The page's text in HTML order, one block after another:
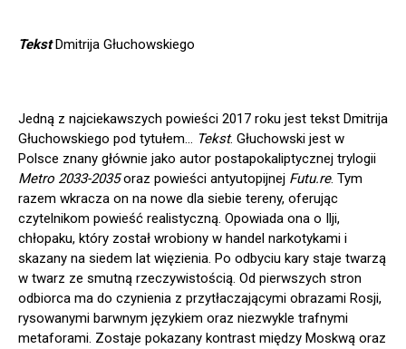
Tekst Dmitrija Głuchowskiego
Jedną z najciekawszych powieści 2017 roku jest tekst Dmitrija
Głuchowskiego pod tytułem… Tekst. Głuchowski jest w
Polsce znany głównie jako autor postapokaliptycznej trylogii
Metro 2033-2035oraz powieści antyutopijnej Futu.re. Tym
razem wkracza on na nowe dla siebie tereny, oferując
czytelnikom powieść realistyczną. Opowiada ona o Ilji,
chłopaku, który został wrobiony w handel narkotykami i
skazany na siedem lat więzienia. Po odbyciu kary staje twarzą
w twarz ze smutną rzeczywistością. Od pierwszych stron
odbiorca ma do czynienia z przytłaczającymi obrazami Rosji,
rysowanymi barwnym językiem oraz niezwykle trafnymi
metaforami. Zostaje pokazany kontrast między Moskwą oraz